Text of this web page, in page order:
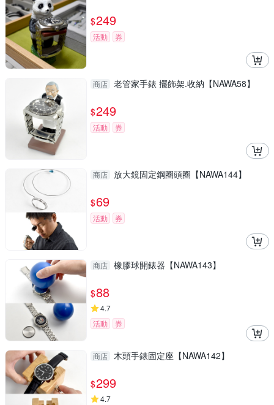
$249
活動 券
商店 老管家手錶 擺飾架.收納【NAWA58】
$249
活動 券
商店 放大鏡固定鋼圈頭圈【NAWA144】
$69
活動 券
商店 橡膠球開錶器【NAWA143】
$88
4.7
活動
券
商店 木頭手錶固定座【NAWA142】
$299
4.7